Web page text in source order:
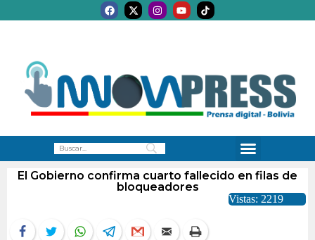
El Gobierno confirma cuarto fallecido en filas de
bloqueadores
Vistas: 2219